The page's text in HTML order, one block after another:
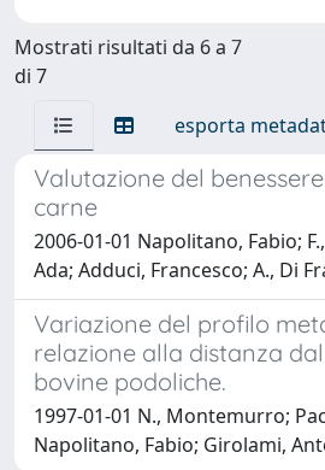
Mostrati risultati da 6 a 7
di 7
esporta
Valutazione del
carne
2006-01-01 Napolitano, Fabio;
Ada; Adduci, Francesco; A., Di
Variazione del profilo
relazione alla distanza
bovine podoliche.
1997-01-01 N., Montemurro;
Napolitano, Fabio; Girolami,